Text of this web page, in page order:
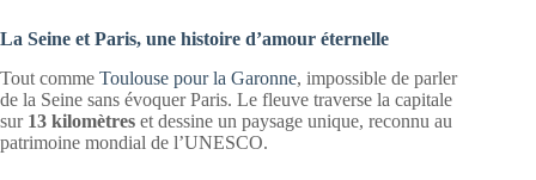
La Seine et Paris, une histoire d’amour éternelle
Tout comme Toulouse pour la Garonne, impossible de parler
de la Seine sans évoquer Paris. Le fleuve traverse la capitale
sur 13 kilomètres et dessine un paysage unique, reconnu au
patrimoine mondial de l’UNESCO.